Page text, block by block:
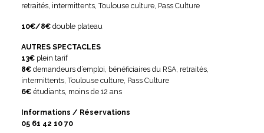
retraités, intermittents, Toulouse culture, Pass Culture
10€/8€double plateau
AUTRES SPECTACLES
13€plein tarif
8€demandeurs d’emploi, bénéficiaires du RSA, retraités,
intermittents, Toulouse culture, Pass Culture
6€étudiants, moins de 12 ans
Informations / Réservations
05 61 42 10 70